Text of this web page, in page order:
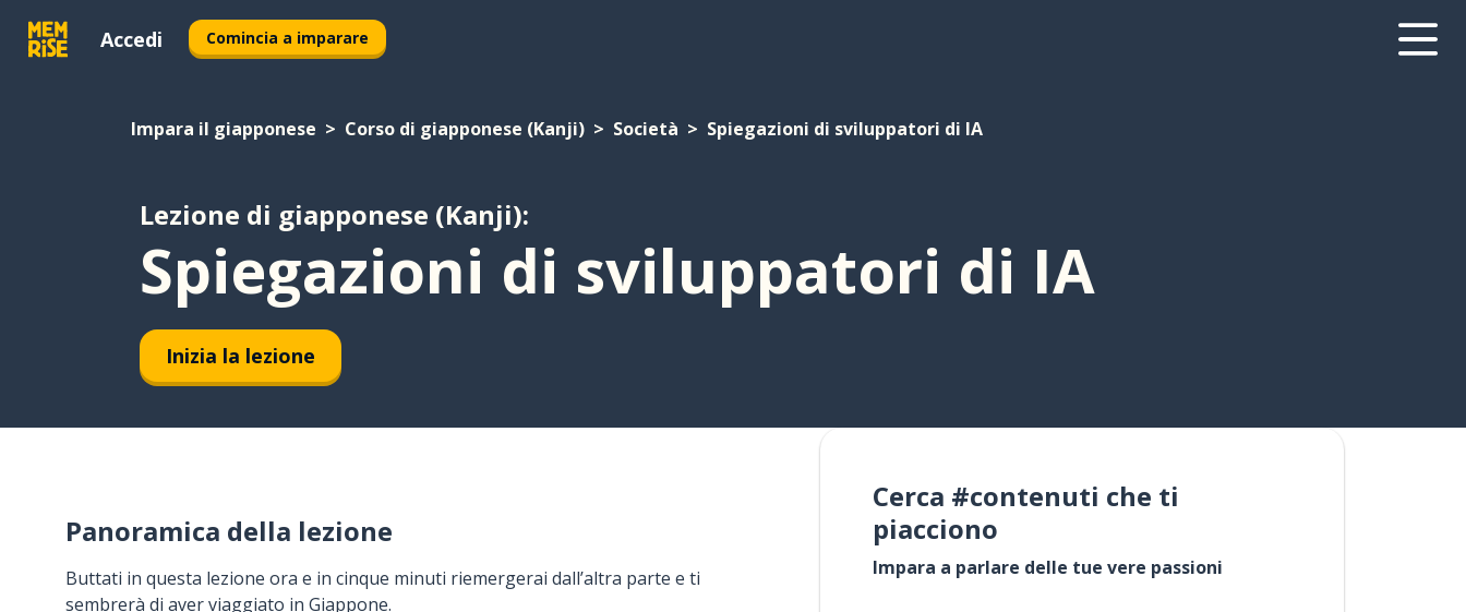
Accedi Comincia a imparare
Impara il giapponese Corso di giapponese (Kanji) Società Spiegazioni di sviluppatori di IA
Lezione di giapponese (Kanji):
Spiegazioni di sviluppatori di IA
Inizia la lezione
Panoramica della lezione
Buttati in questa lezione ora e in cinque minuti riemergerai dall’altra parte e ti
sembrerà di aver viaggiato in Giappone.
Cerca #contenuti che ti
piacciono
Impara a parlare delle tue vere passioni